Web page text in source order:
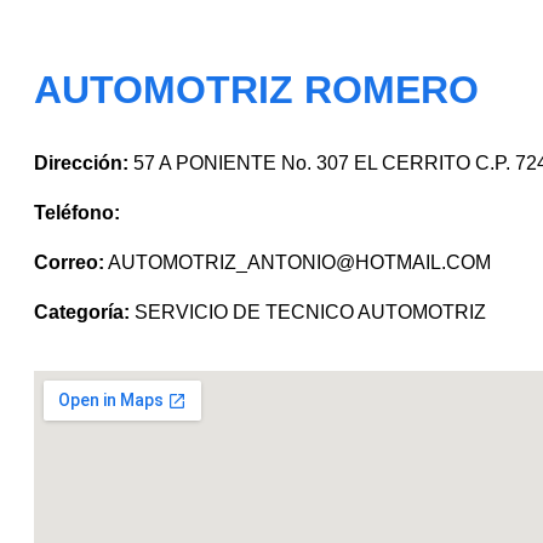
AUTOMOTRIZ ROMERO
Dirección: 57 A PONIENTE No. 307 EL CERRITO C.P.
Teléfono:
Correo: AUTOMOTRIZ_ANTONIO@HOTMAIL.COM
Categoría: SERVICIO DE TECNICO AUTOMOTRIZ